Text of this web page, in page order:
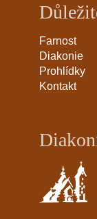
Farnost
Diakonie
Prohlídky
Kontakt